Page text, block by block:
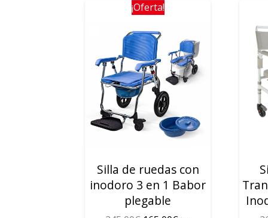
¡Oferta!
Silla de ruedas con
inodoro 3 en 1 Babor
plegable